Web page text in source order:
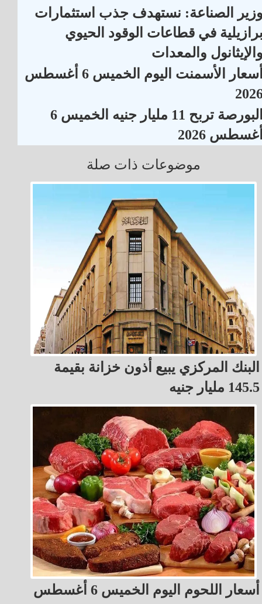
الصناعة: نستهدف جذب استثمارات
في قطاعات الوقود الحيوي
والمعدات
أسعار الأسمنت اليوم الخميس 6 أغسطس
البورصة تربح 11 مليار جنيه الخميس 6
2026
موضوعات ذات صلة
البنك المركزي يبيع أذون خزانة بقيمة
145.5 مليار جنيه
أسعار اللحوم اليوم الخميس 6 أغسطس